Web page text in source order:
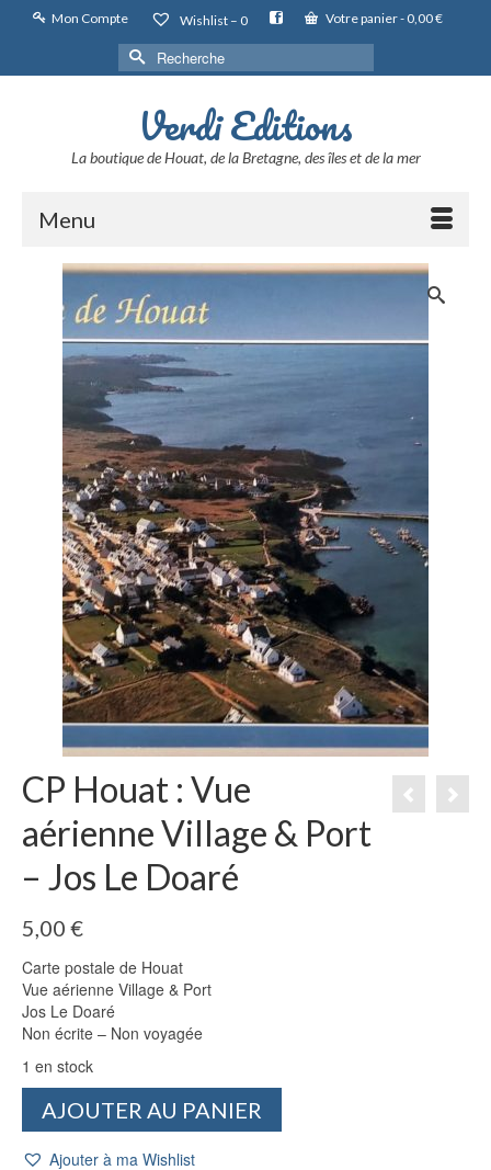
Mon Compte Wishlist – 0 Votre panier- 0,00€
Rechercher :
Verdi Editions
La boutique de Houat, de la Bretagne, des îles et de la mer
Menu
CP Houat : Vue
aérienne Village & Port
– Jos Le Doaré
5,00 €
Carte postale de Houat
Vue aérienne Village & Port
Jos Le Doaré
Non écrite – Non voyagée
1 en stock
Houat
AJOUTER AU PANIER
Ajouter à ma Wishlist